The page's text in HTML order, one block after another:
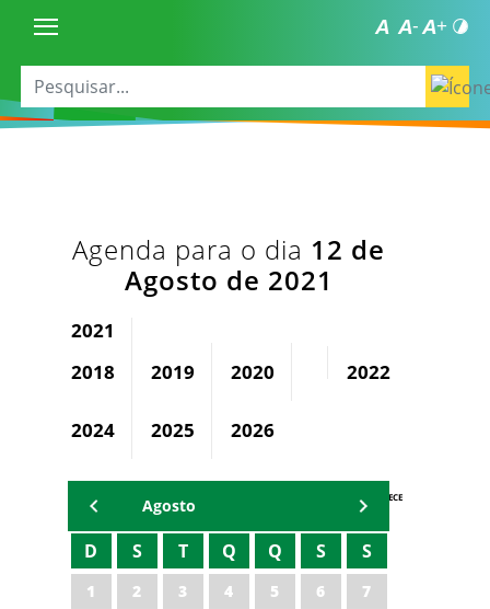
Agenda para o dia 12 de
Agosto de 2021
2021
2018
2019 2020 2022
2024 2025 2026
AGENDA IPECE
Agosto
D S T Q Q S S
1 2 3 4 5 6
7